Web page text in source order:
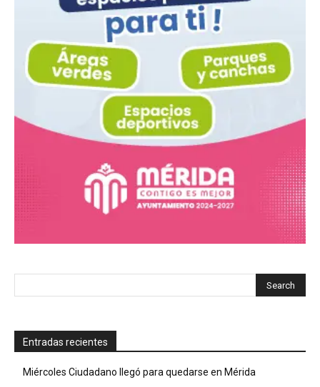
Entradas recientes
Miércoles Ciudadano llegó para quedarse en Mérida